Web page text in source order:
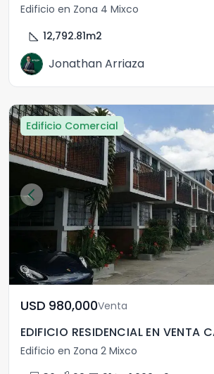
Edificio en Zona 4 Mixco
square_foot 12,792.81m2
Jonathan Arriaza
Edificio Comercial
USD	980,000Venta
Edificio en Zona 2 Mixco